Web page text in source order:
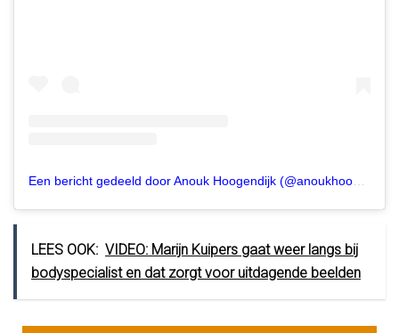
Een bericht gedeeld door Anouk Hoogendijk (@anoukhoogendijk)
LEES OOK: VIDEO: Marijn Kuipers gaat weer langs bij
bodyspecialist en dat zorgt voor uitdagende beelden